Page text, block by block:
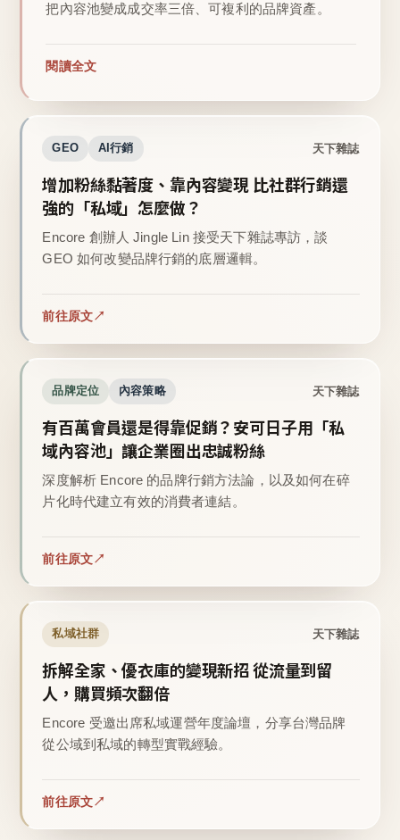
把內容池變成成交率三倍、可複利的品牌資產。
閱讀全文
GEO AI行銷 天下雜誌
增加粉絲黏著度、靠內容變現 比社群行銷還
強的「私域」怎麼做？
Encore 創辦人 Jingle Lin 接受天下雜誌專訪，談
GEO 如何改變品牌行銷的底層邏輯。
前往原文
品牌定位 內容策略 天下雜誌
有百萬會員還是得靠促銷？安可日子用「私
域內容池」讓企業圈出忠誠粉絲
深度解析 Encore 的品牌行銷方法論，以及如何在碎
片化時代建立有效的消費者連結。
前往原文
私域社群 天下雜誌
拆解全家、優衣庫的變現新招 從流量到留
人，購買頻次翻倍
Encore 受邀出席私域運營年度論壇，分享台灣品牌
從公域到私域的轉型實戰經驗。
前往原文